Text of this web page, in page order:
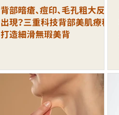
背部暗瘡、痘印、毛孔粗大反覆
出現？三重科技背部美肌療程
打造細滑無瑕美背